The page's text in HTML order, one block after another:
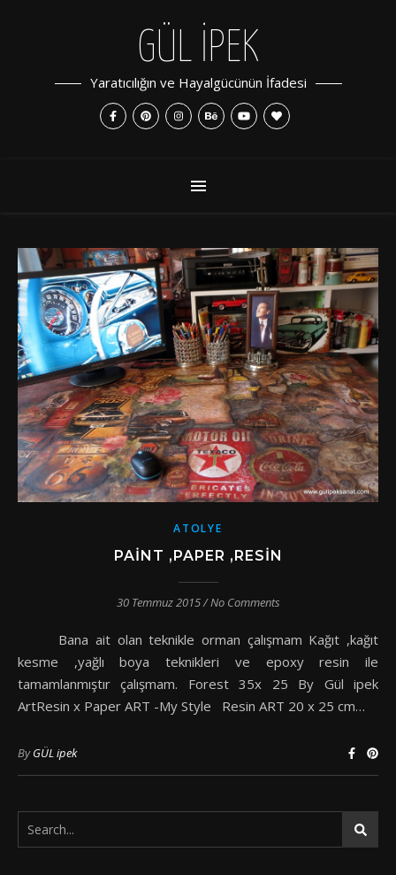
GÜL İPEK
Yaratıcılığın ve Hayalgücünün İfadesi
ATOLYE
PAINT ,PAPER ,RESIN
30 Temmuz 2015/No Comments
Bana ait olan teknikle orman çalışmam Kağıt ,kağıt
kesme ,yağlı boya teknikleri ve epoxy resin ile
tamamlanmıştır çalışmam. Forest 35x 25 By Gül ipek
ArtResin x Paper ART -My Style Resin ART 20 x 25 cm…
ByGÜL ipek